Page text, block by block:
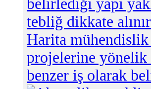
belirlediği yapı
tebliğ dikkate
Harita
projelerine
benzer iş olarak